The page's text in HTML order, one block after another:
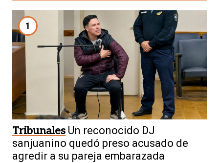
1
Tribunales Un reconocido DJ
sanjuanino quedó preso acusado de
agredir a su pareja embarazada